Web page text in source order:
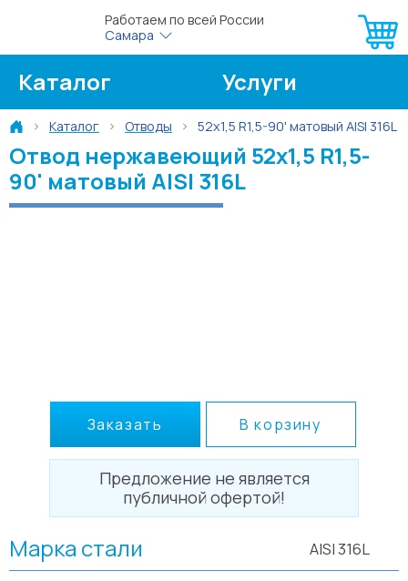
Работаем по всей России
Самара
Каталог
Услуги
О компании
Об оплате
Блог
Каталог Отводы 52х1,5 R1,5-90' матовый AISI 316L
Отвод нержавеющий 52х1,5 R1,5-
90' матовый AISI 316L
Заказать В корзину
Предложение не является
публичной офертой!
Марка стали AISI 316L